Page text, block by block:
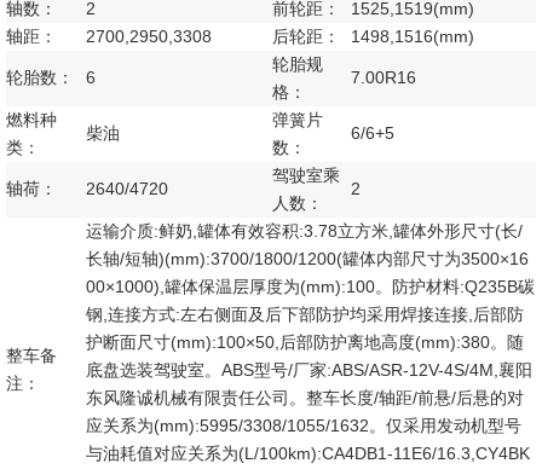
轴数： 2 前轮距：
1525,1519(mm)
轴距：
2700,2950,3308 后轮距： 1498,1516(mm)
轮胎数： 6
轮胎规
格：
7.00R16
燃料种
类：
柴油
弹簧片
数：
6/6+5
轴荷： 2640/4720
驾驶室乘
人数：
2
整车备
注：
运输介质:鲜奶,罐体有效容积:3.78立方米,罐体外形尺寸(长/
长轴/短轴)(mm):3700/1800/1200(罐体内部尺寸为3500×16
00×1000),罐体保温层厚度为(mm):100。防护材料:Q235B碳
钢,连接方式:左右侧面及后下部防护均采用焊接连接,后部防
护断面尺寸(mm):100×50,后部防护离地高度(mm):380。随
底盘选装驾驶室。ABS型号/厂家:ABS/ASR-12V-4S/4M,襄阳
东风隆诚机械有限责任公司。整车长度/轴距/前悬/后悬的对
应关系为(mm):5995/3308/1055/1632。仅采用发动机型号
与油耗值对应关系为(L/100km):CA4DB1-11E6/16.3,CY4BK